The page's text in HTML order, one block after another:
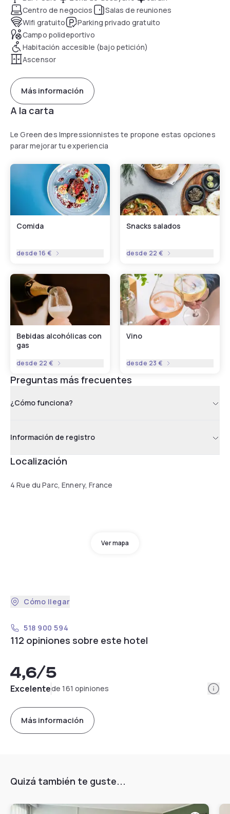
Centro de negocios
Salas de reuniones
Wifi gratuito
Parking privado gratuito
Campo polideportivo
Habitación accesible (bajo petición)
Ascensor
Más información
A la carta
Le Green des Impressionnistes te propone estas opciones
parar mejorar tu experiencia
Comida
desde 16 €
Snacks salados
desde 22 €
Bebidas alcohólicas con
gas
desde 22 €
Vino
desde 23 €
Preguntas más frecuentes
¿Cómo funciona?
Información de registro
Localización
4 Rue du Parc, Ennery, France
Ver mapa
Cómo llegar
518 900 594
112 opiniones sobre este hotel
4,6/5
Excelentede 161 opiniones
Más información
Quizá también te guste...